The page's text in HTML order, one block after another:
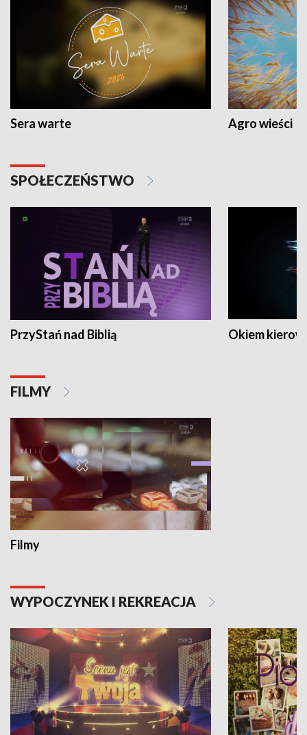
Sera warte Agro wieści
SPOŁECZEŃSTWO
PrzyStań nad Biblią Okiem
FILMY
Filmy
WYPOCZYNEK I REKREACJA